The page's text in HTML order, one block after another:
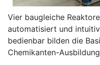
Vier baugleiche
automatisiert und
bedienbar bilden die
Chemikanten-